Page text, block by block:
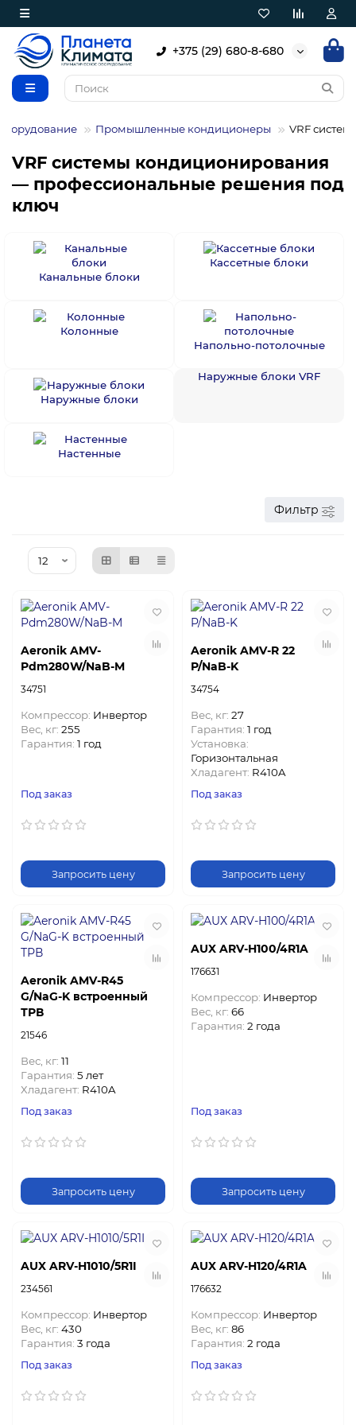
+375 (29) 680-8-680
Промышленные кондиционеры VRF
VRF системы кондиционирования
— профессиональные решения под
ключ
Канальные блоки
Кассетные блоки
Колонные
Напольно-потолочные
Наружные блоки
Наружные блоки VRF
Настенные
Фильтр
Aeronik AMV-
Pdm280W/NaB-M
34751
Компрессор: Инвертор
Вес, кг: 255
Гарантия: 1 год
Под заказ
Запросить цену
Aeronik AMV-R 22
P/NaB-K
34754
Вес, кг: 27
Гарантия: 1 год
Установка:
Горизонтальная
Хладагент: R410A
Под заказ
Запросить цену
Aeronik AMV-R45
G/NaG-K встроенный
ТРВ
21546
Вес, кг: 11
Гарантия: 5 лет
Хладагент: R410A
Под заказ
Запросить цену
AUX ARV-H100/4R1A
176631
Компрессор: Инвертор
Вес, кг: 66
Гарантия: 2 года
Под заказ
Запросить цену
AUX ARV-H1010/5R1I
234561
Компрессор: Инвертор
Вес, кг: 430
Гарантия: 3 года
Под заказ
AUX ARV-H120/4R1A
176632
Компрессор: Инвертор
Вес, кг: 86
Гарантия: 2 года
Под заказ